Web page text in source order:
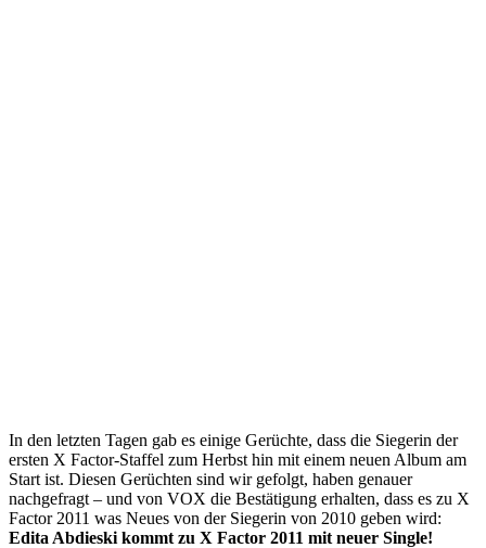
In den letzten Tagen gab es einige Gerüchte, dass die Siegerin der
ersten X Factor-Staffel zum Herbst hin mit einem neuen Album am
Start ist. Diesen Gerüchten sind wir gefolgt, haben genauer
nachgefragt – und von VOX die Bestätigung erhalten, dass es zu X
Factor 2011 was Neues von der Siegerin von 2010 geben wird:
Edita Abdieski kommt zu X Factor 2011 mit neuer Single!